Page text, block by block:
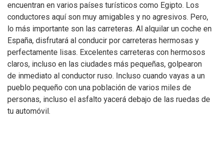
encuentran en varios países turísticos como Egipto. Los
conductores aquí son muy amigables y no agresivos. Pero,
lo más importante son las carreteras. Al alquilar un coche en
España, disfrutará al conducir por carreteras hermosas y
perfectamente lisas. Excelentes carreteras con hermosos
claros, incluso en las ciudades más pequeñas, golpearon
de inmediato al conductor ruso. Incluso cuando vayas a un
pueblo pequeño con una población de varios miles de
personas, incluso el asfalto yacerá debajo de las ruedas de
tu automóvil.